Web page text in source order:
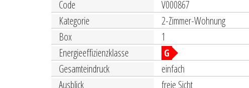
Code
V000867
Kategorie
2-Zimmer-Wohnung
Box
1
Energieeffizienzklasse
G
Gesamteindruck
einfach
Ausblick
freie Sicht